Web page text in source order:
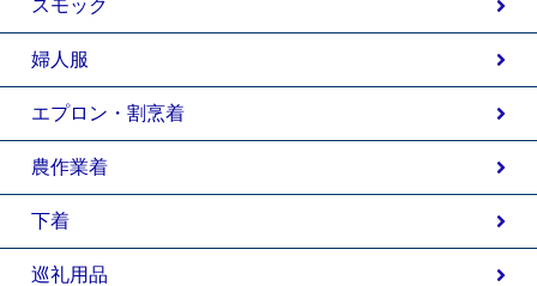
スモック
婦人服
エプロン・割烹着
農作業着
下着
巡礼用品